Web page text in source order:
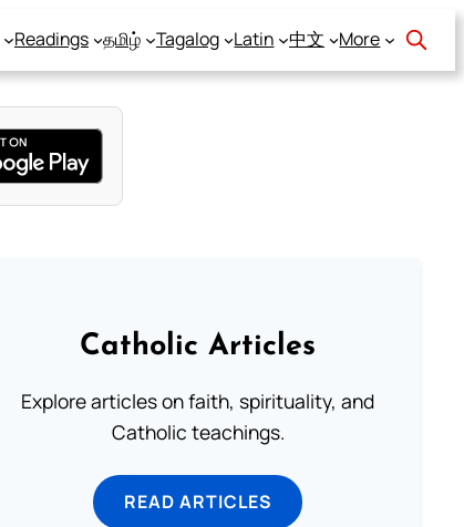
Readings தமிழ் Tagalog Latin 中文 More
Catholic Articles
Explore articles on faith, spirituality, and
Catholic teachings.
READ ARTICLES